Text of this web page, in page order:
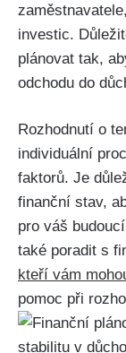
investic.
plánovat tak,
odchodu do
Rozhodnutí o
individuální
faktorů. Je
finanční stav,
pro váš
také poradit s
kteří vám
pomoc při